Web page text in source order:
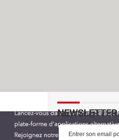
NEWSLETTER